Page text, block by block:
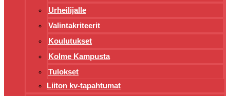
Urheilijalle
Valintakriteerit
Koulutukset
Kolme Kampusta
Tulokset
Liiton kv-tapahtumat